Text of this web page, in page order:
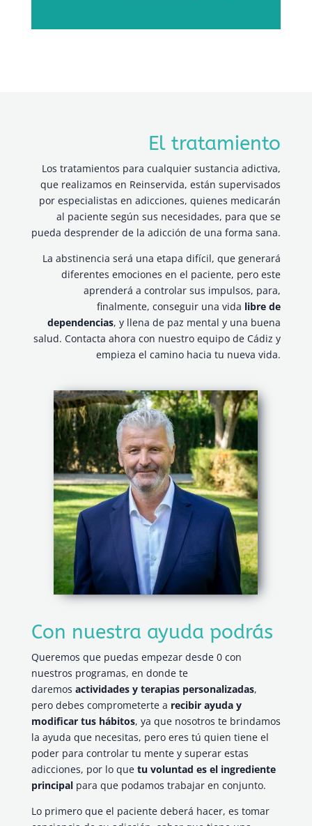
El tratamiento
Los tratamientos para cualquier sustancia adictiva,
que realizamos en Reinservida, están supervisados
por especialistas en adicciones, quienes medicarán
al paciente según sus necesidades, para que se
pueda desprender de la adicción de una forma sana.
La abstinencia será una etapa difícil, que generará
diferentes emociones en el paciente, pero este
aprenderá a controlar sus impulsos, para,
finalmente, conseguir una vida libre de
dependencias, y llena de paz mental y una buena
salud. Contacta ahora con nuestro equipo de Cádiz y
empieza el camino hacia tu nueva vida.
Con nuestra ayuda podrás
Queremos que puedas empezar desde 0 con
nuestros programas, en donde te
daremos actividades y terapias personalizadas,
pero debes comprometerte a recibir ayuda y
modificar tus hábitos, ya que nosotros te brindamos
la ayuda que necesitas, pero eres tú quien tiene el
poder para controlar tu mente y superar estas
adicciones, por lo que tu voluntad es el ingrediente
principalpara que podamos trabajar en conjunto.
Lo primero que el paciente deberá hacer, es tomar